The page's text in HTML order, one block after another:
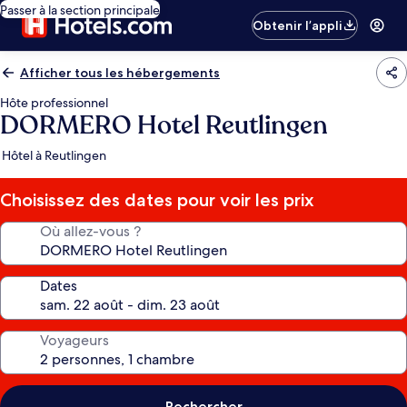
Passer à la section principale
Obtenir l’appli
Afficher tous les hébergements
Hôte professionnel
DORMERO Hotel Reutlingen
Hôtel à Reutlingen
Choisissez des dates pour voir les prix
Où allez-vous ?
Dates
Voyageurs